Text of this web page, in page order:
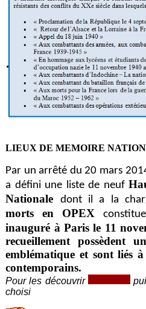
LIEUX DE MEMOIRE
Par un arrêté du 20 mars
a défini une liste de neuf
Nationale dont il a la
morts en OPEX
inauguré à Paris le 11
recueillement possèdent
emblématique et sont liés
contemporains.
Pour les découvrir
choisi